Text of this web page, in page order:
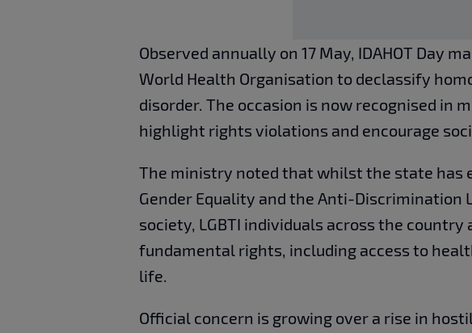
Observed annually on 17 May, IDAHOT Day
World Health Organisation to declassify
disorder. The occasion is now recognised in
highlight rights violations and encourage
The ministry noted that whilst the state has
Gender Equality and the Anti-Discrimination
society, LGBTI individuals across the
fundamental rights, including access to
life.
Official concern is growing over a rise in